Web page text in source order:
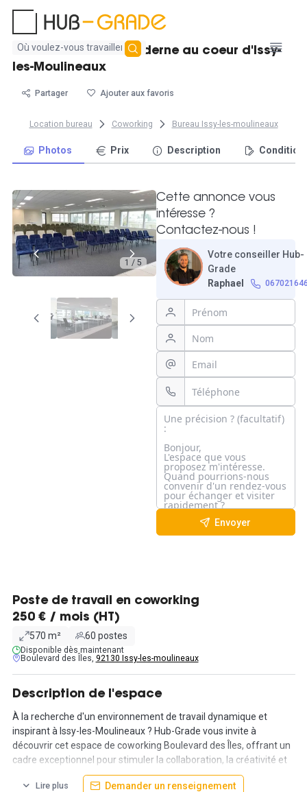
Aucun
résultat
Postes de travail moderne au coeur d'Issy-
les-Moulineaux
Partager Ajouter aux favoris
Location bureau Coworking Bureau Issy-les-moulineaux
Photos Prix Description
1 / 5
Cette annonce vous
intéresse ?
Contactez-nous !
Votre conseiller Hub-
Grade
Raphael
Envoyer
Poste de travail en coworking
250 € / mois (HT)
570 m² 60 postes
Disponible dès maintenant
Boulevard des Îles, 92130 Issy-les-moulineaux
Description de l'espace
À la recherche d'un environnement de travail dynamique et
inspirant à Issy-les-Moulineaux ? Hub-Grade vous invite à
découvrir cet espace de coworking Boulevard des Îles, offrant un
cadre exceptionnel pour stimuler la collaboration, la créativité et
Lire plus Demander un renseignement